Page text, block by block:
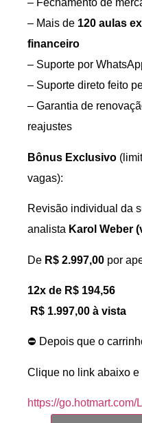
– Fechamento de
– Mais de 120 aulas
financeiro
– Suporte por
– Suporte direto feito
– Garantia de
reajustes
Bônus Exclusivo
vagas):
Revisão individual da
analista Karol Weber
De R$ 2.997,00 por
12x de R$ 194,56
R$ 1.997,00 à vista
⛔ Depois que o
Clique no link abaixo e
https://